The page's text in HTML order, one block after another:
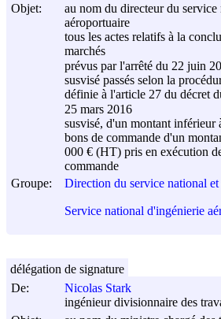
Objet:
au nom du directeur du
aéroportuaire
tous les actes relatifs à la
marchés
prévus par l'arrêté du 22 juin
susvisé passés selon la
définie à l'article 27 du décret
25 mars 2016
susvisé, d'un montant
bons de commande d'un
000 € (HT) pris en exécution
commande
Groupe:
Direction du service national
Service national d'ingénierie
De:
Nicolas Stark
ingénieur divisionnaire des
délégation de signature